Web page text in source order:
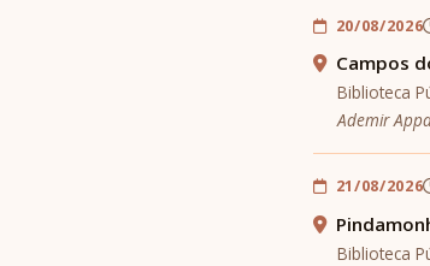
20/08/2026
Campos
Biblioteca
Ademir
21/08/2026
Biblioteca